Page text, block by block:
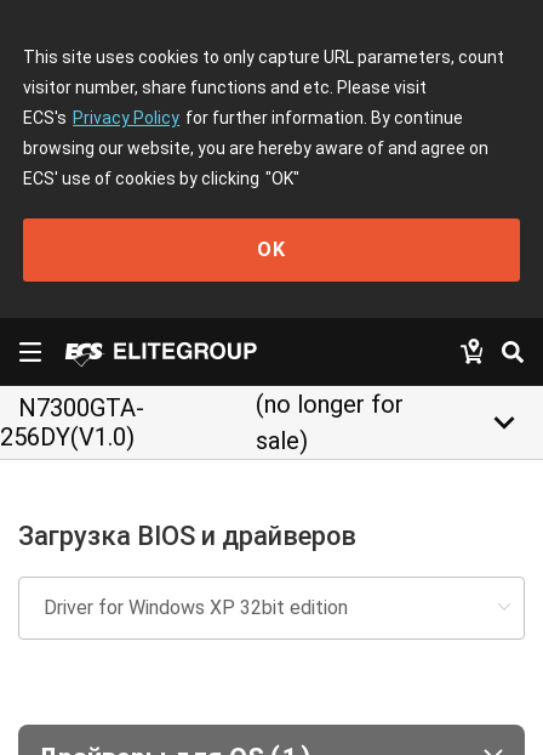
This site uses cookies to only capture URL parameters, count
visitor number, share functions and etc. Please visit
ECS's Privacy Policy for further information. By continue
browsing our website, you are hereby aware of and agree on
ECS' use of cookies by clicking "OK"
OK
N7300GTA-
256DY(V1.0)
(no longer for
sale)
keyboard_arrow_down
Загрузка BIOS и драйверов